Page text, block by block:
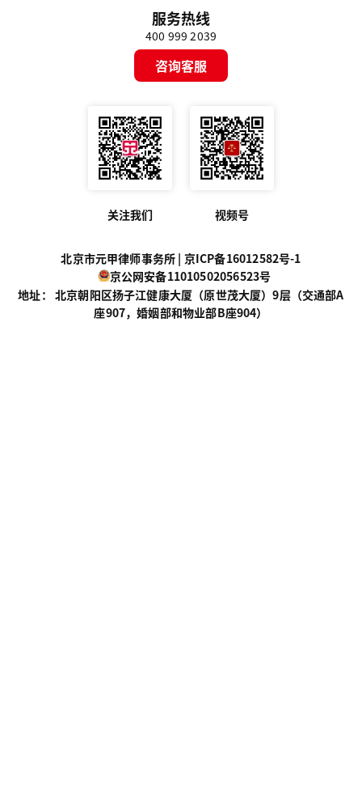
服务热线
400 999 2039
咨询客服
关注我们 视频号
北京市元甲律师事务所 | 京ICP备16012582号-1
京公网安备11010502056523号
地址： 北京朝阳区扬子江健康大厦（原世茂大厦）9层（交通部A
座907，婚姻部和物业部B座904）